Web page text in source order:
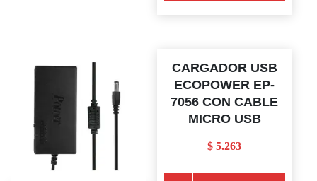
CARGADOR USB
ECOPOWER EP-
7056 CON CABLE
MICRO USB
$ 5.263